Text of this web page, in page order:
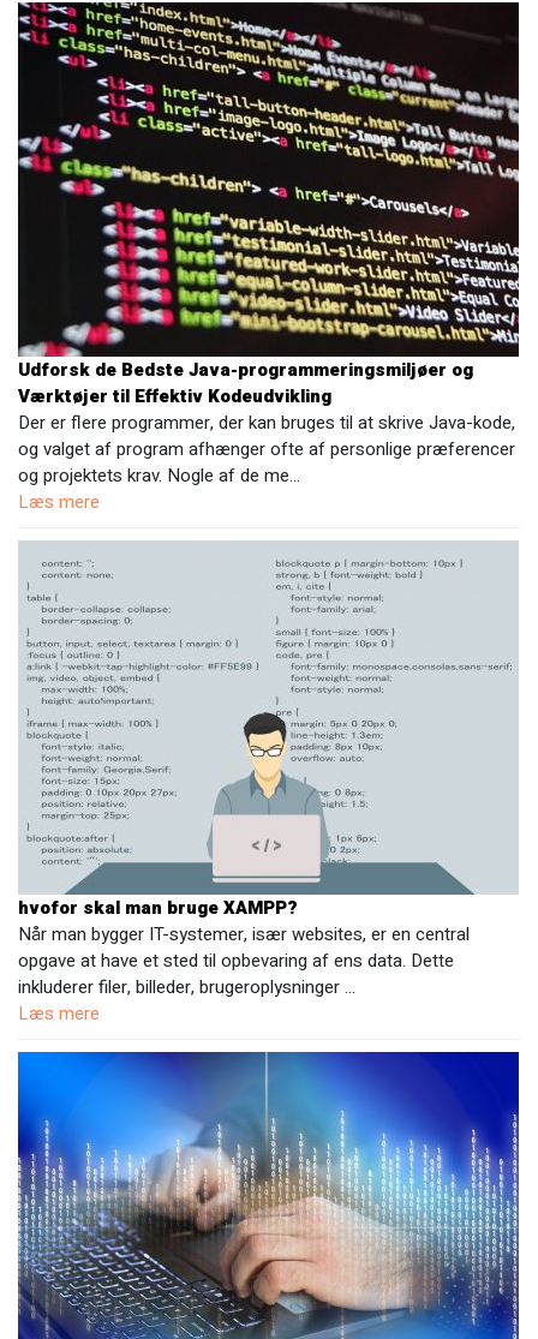
Udforsk de Bedste Java-programmeringsmiljøer og
Værktøjer til Effektiv Kodeudvikling
Der er flere programmer, der kan bruges til at skrive Java-kode,
og valget af program afhænger ofte af personlige præferencer
og projektets krav. Nogle af de me…
Læs mere
hvofor skal man bruge XAMPP?
Når man bygger IT-systemer, især websites, er en central
opgave at have et sted til opbevaring af ens data. Dette
inkluderer filer, billeder, brugeroplysninger …
Læs mere